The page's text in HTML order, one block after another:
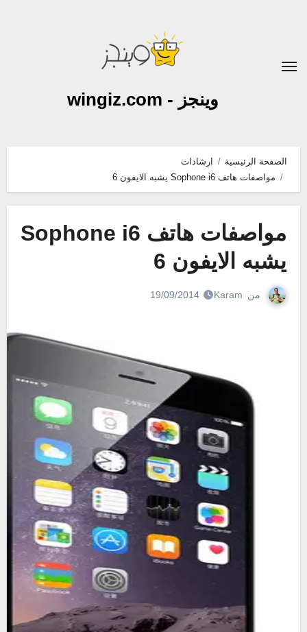
وينجز - wingiz.com
الصفحة الرئيسية
ارشادات
مواصفات هاتف Sophone i6 يشبه الايفون 6
مواصفات هاتف Sophone i6
يشبه الايفون 6
من Karam
19/09/2014